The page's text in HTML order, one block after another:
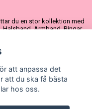
du en stor kollektion med
Halsband, Armband, Ringar
tyllkjolar &
att anpassa det
att du ska få bästa
hos oss.